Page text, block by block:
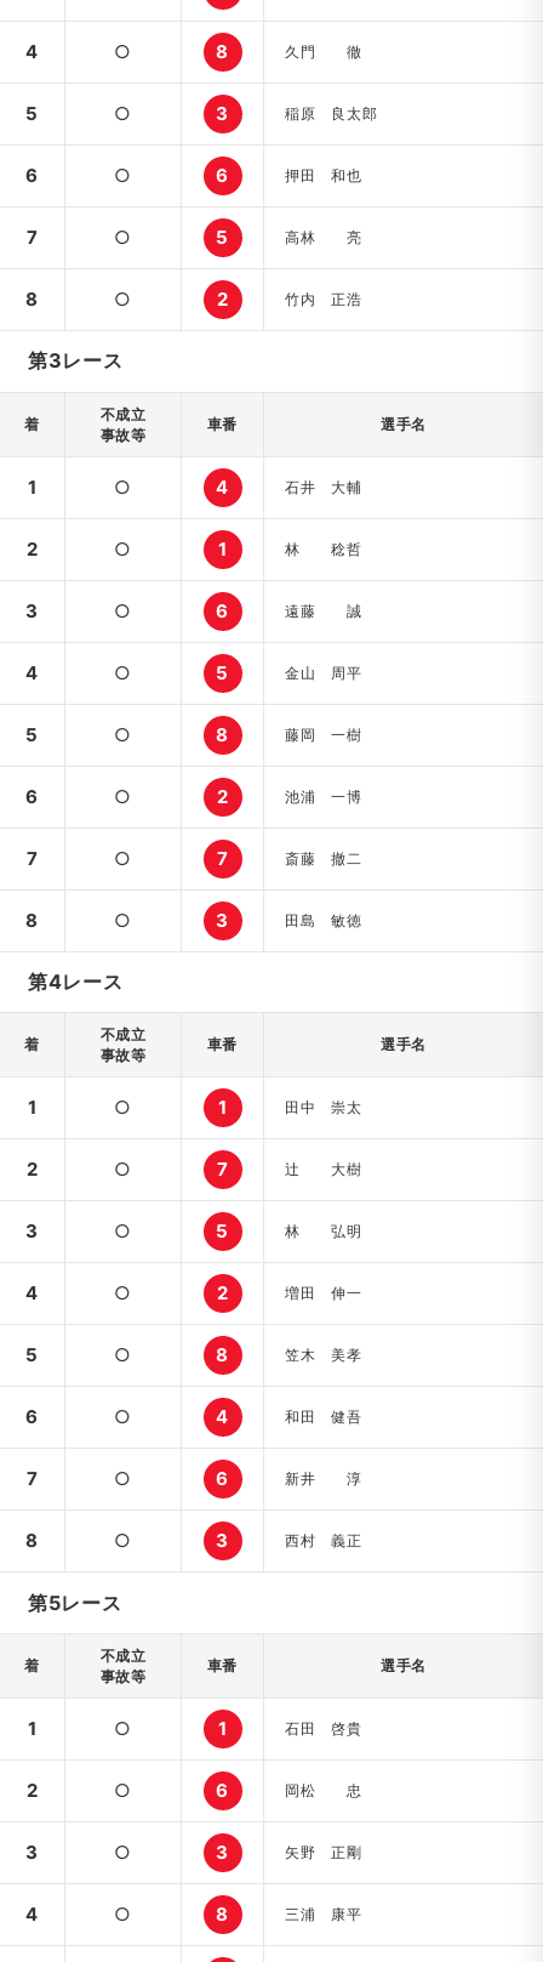
4 ○ 8 久門 徹
5 ○ 3 稲原 良太郎
6 ○ 6 押田 和也
7 ○ 5 高林 亮
8 ○ 2 竹内 正浩
第3レース
着
不成立
事故等
車番 選手名
1 ○ 4 石井 大輔
2 ○ 1 林 稔哲
3 ○ 6 遠藤 誠
4 ○ 5 金山 周平
5 ○ 8 藤岡 一樹
6 ○ 2 池浦 一博
7 ○ 7 斎藤 撤二
8 ○ 3 田島 敏徳
第4レース
着
不成立
事故等
車番 選手名
1 ○ 1 田中 崇太
2 ○ 7 辻 大樹
3 ○ 5 林 弘明
4 ○ 2 増田 伸一
5 ○ 8 笠木 美孝
6 ○ 4 和田 健吾
7 ○ 6 新井 淳
8 ○ 3 西村 義正
第5レース
着
不成立
事故等
車番 選手名
1 ○ 1 石田 啓貴
2 ○ 6 岡松 忠
3 ○ 3 矢野 正剛
4 ○ 8 三浦 康平